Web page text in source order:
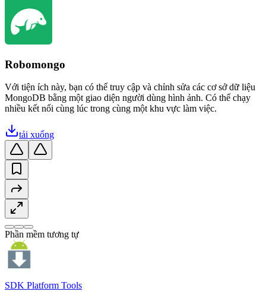
Robomongo
Với tiện ích này, bạn có thể truy cập và chỉnh sửa các cơ sở dữ liệu
MongoDB bằng một giao diện người dùng hình ảnh. Có thể chạy
nhiều kết nối cùng lúc trong cùng một khu vực làm việc.
tải xuống
Phần mềm tương tự
SDK Platform Tools